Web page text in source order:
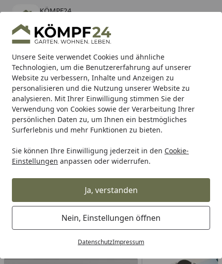
Unsere Seite verwendet Cookies und ähnliche
Technologien, um die Benutzererfahrung auf unserer
Website zu verbessern, Inhalte und Anzeigen zu
personalisieren und die Nutzung unserer Website zu
analysieren. Mit Ihrer Einwilligung stimmen Sie der
Verwendung von Cookies sowie der Verarbeitung Ihrer
persönlichen Daten zu, um Ihnen ein bestmögliches
Surferlebnis und mehr Funktionen zu bieten.
Sie können Ihre Einwilligung jederzeit in den Cookie-
Einstellungen anpassen oder widerrufen.
Ja, verstanden
Nein, Einstellungen öffnen
DatenschutzImpressum
KÖMPF24
kostenlos - Im App Store
Hotline
Alle Produkte
Mein Konto
Suchen
Karibu Pools inkl. gratis Sandfilteranlage & Pool-
Starterset (Gesamtwert bis 468,99€)
Startseite
Makita Zubehör für Maschinen Für Sägen Für
Zubehör für Makita
Handkreissägen
Wählen Sie Ihre Wunschkategorie